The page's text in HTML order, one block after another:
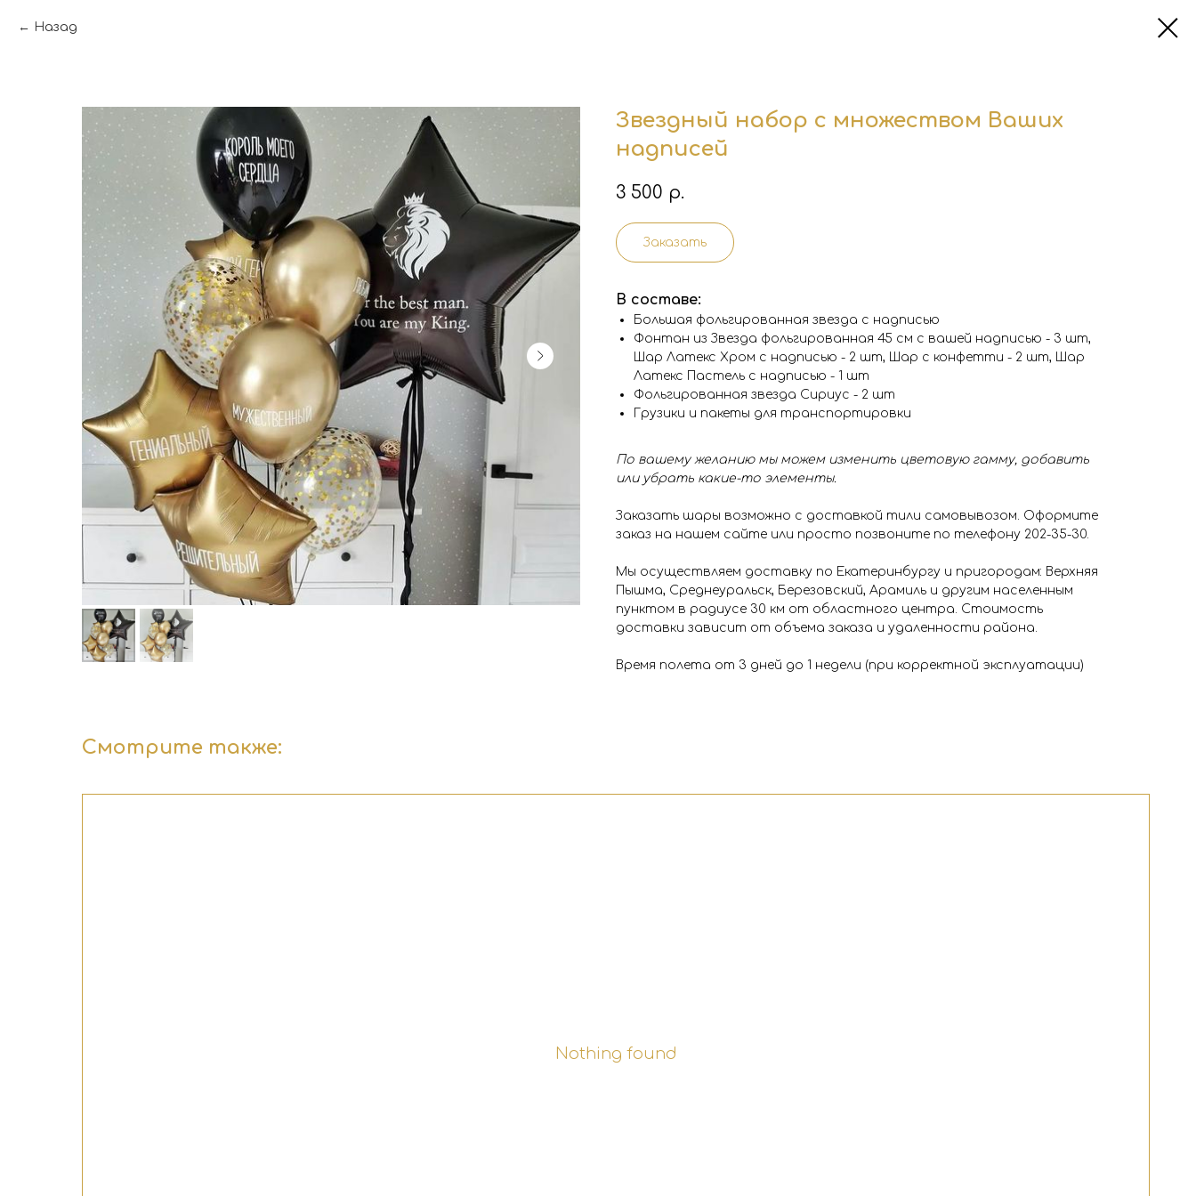
Назад
Звездный набор с множеством Ваших
надписей
3 500 р.
Заказать
В составе:
Большая фольгированная звезда с надписью
Фонтан из Звезда фольгированная 45 см с вашей надписью - 3 шт,
Шар Латекс Хром с надписью - 2 шт, Шар с конфетти - 2 шт, Шар
Латекс Пастель с надписью - 1 шт
Фольгированная звезда Сириус - 2 шт
Грузики и пакеты для транспортировки
По вашему желанию мы можем изменить цветовую гамму, добавить
или убрать какие-то элементы.
Заказать шары возможно с доставкой тили самовывозом. Оформите
заказ на нашем сайте или просто позвоните по телефону 202-35-30.
Мы осуществляем доставку по Екатеринбургу и пригородам: Верхняя
Пышма, Среднеуральск, Березовский, Арамиль и другим населенным
пунктом в радиусе 30 км от областного центра. Стоимость
доставки зависит от объема заказа и удаленности района.
Время полета от 3 дней до 1 недели (при корректной эксплуатации)
Смотрите также:
Nothing found